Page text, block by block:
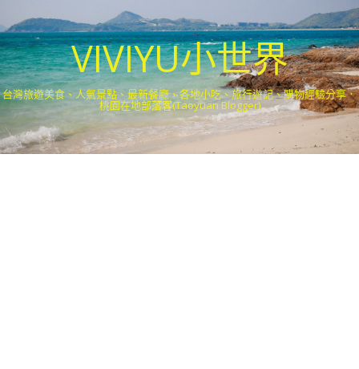
VIVIYU小世界
台灣旅遊美食、人氣景點、最新餐廳、各地小吃、旅行遊記、購物經驗分享．
桃園在地部落客(Taoyuan Blogger)